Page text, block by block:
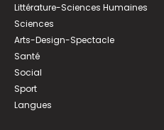
Littérature-Sciences Humaines
Sciences
Arts-Design-Spectacle
Santé
Social
Sport
Langues